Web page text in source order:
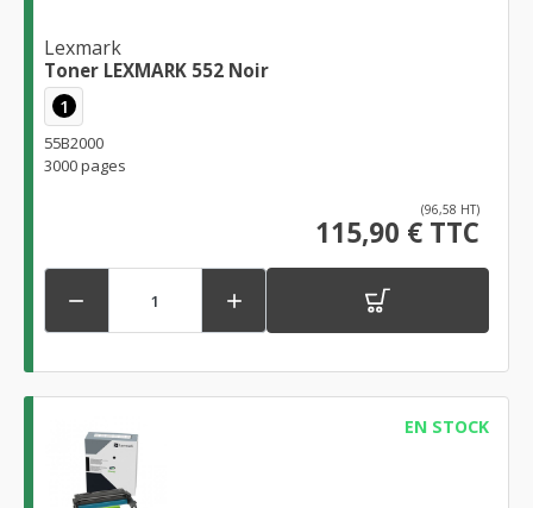
Lexmark
Toner LEXMARK 552 Noir
1
55B2000
3000 pages
(96,58 HT)
115,90 € TTC
 
EN STOCK